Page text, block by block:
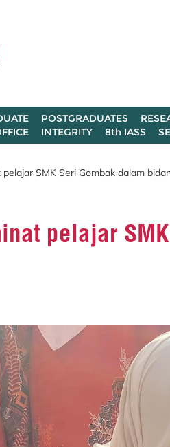
POSTGRADUATES
INTEGRITY 8th IASS
SMK Seri Gombak dalam
pelajar